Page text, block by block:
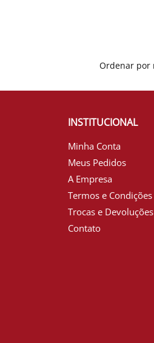
INSTITUCIONAL
Minha Conta
Meus Pedidos
A Empresa
Termos e Condições
Trocas e Devoluções
Contato